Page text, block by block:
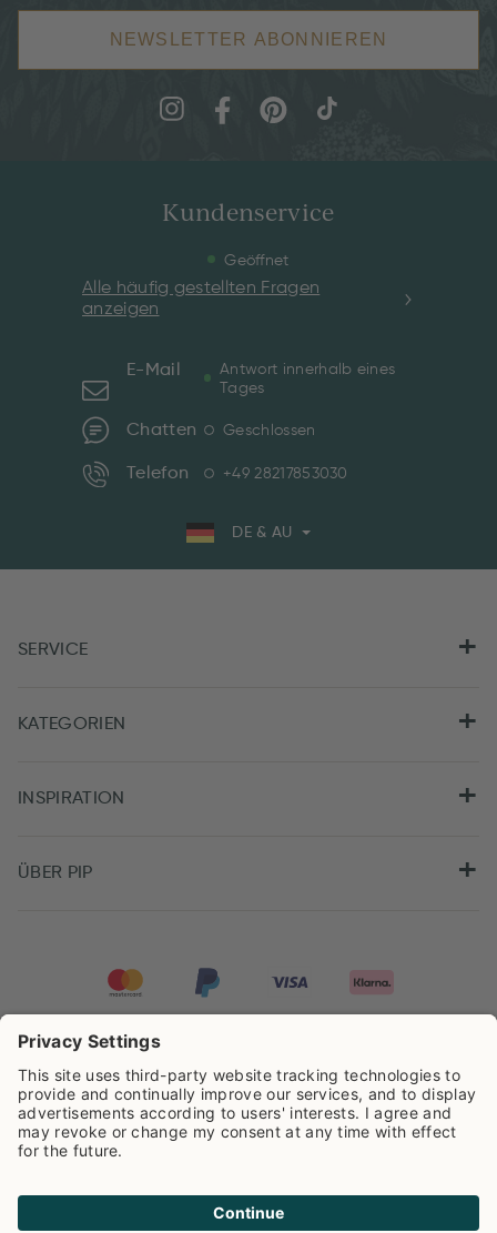
NEWSLETTER ABONNIEREN
Kundenservice
Geöffnet
Alle häufig gestellten Fragen
anzeigen
E-Mail
Antwort innerhalb eines
Tages
Chatten Geschlossen
Telefon +49 28217853030
DE & AU
SERVICE
KATEGORIEN
INSPIRATION
ÜBER PIP
auf der Grundlage von8.955Rezensionen ausgezeichnet.